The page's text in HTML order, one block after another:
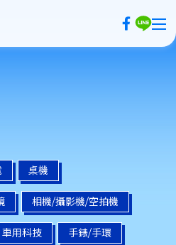
抽好禮
審辦法
入/註冊
桌機
相機/攝影機/空拍機
車用科技 手錶/手環